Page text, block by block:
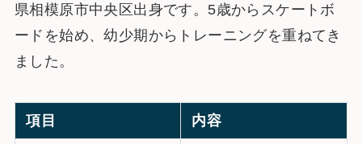
県相模原市中央区出身です。5歳からスケートボ
ードを始め、幼少期からトレーニングを重ねてき
ました​​。
項目 内容